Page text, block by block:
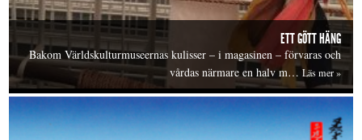
ETT GÖTT HÄNG
Bakom Världskulturmuseernas kulisser – i magasinen – förvaras och
vårdas närmare en halv m…Läs mer »